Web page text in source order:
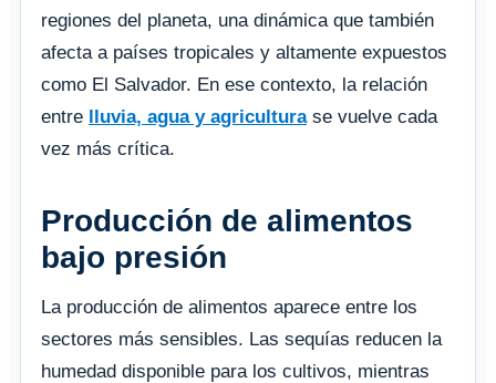
regiones del planeta, una dinámica que también
afecta a países tropicales y altamente expuestos
como El Salvador. En ese contexto, la relación
entre lluvia, agua y agriculturase vuelve cada
vez más crítica.
Producción de alimentos
bajo presión
La producción de alimentos aparece entre los
sectores más sensibles. Las sequías reducen la
humedad disponible para los cultivos, mientras